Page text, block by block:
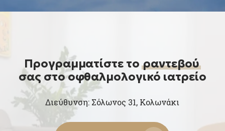
Προγραμματίστε τοραντεβού
σας στο οφθαλμολογικό ιατρείο
Διεύθυνση: Σόλωνος 31, Κολωνάκι